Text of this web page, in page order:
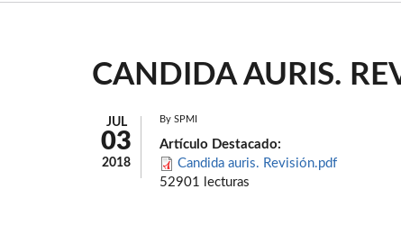
CANDIDA AURIS.
JUL
03
2018
By SPMI
Artículo Destacado:
Candida auris. Revisión.pdf
52901 lecturas